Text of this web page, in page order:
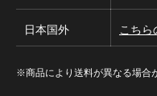
日本国外 こちら
※商品により送料が異なる場合